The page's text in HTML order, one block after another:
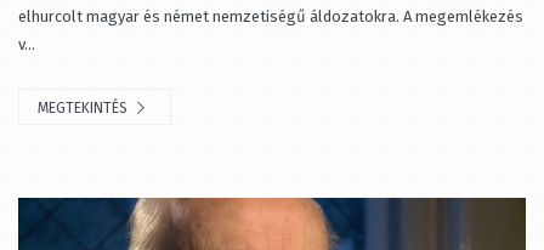
elhurcolt magyar és német nemzetiségű áldozatokra. A megemlékezés
v...
MEGTEKINTÉS